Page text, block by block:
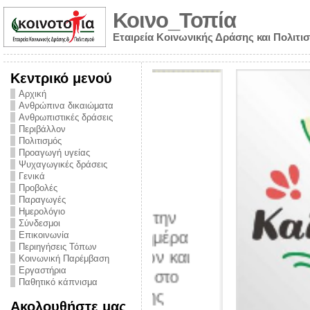
Κοινο_Τοπία
Εταιρεία Κοινωνικής Δράσης και
Κεντρικό μενού
Αρχική
Ανθρώπινα δικαιώματα
Ανθρωπιστικές δράσεις
Περιβάλλον
Πολιτισμός
Προαγωγή υγείας
Ψυχαγωγικές δράσεις
Γενικά
Προβολές
Παραγωγές
Ημερολόγιο
Σύνδεσμοι
Επικοινωνία
Περιηγήσεις Τόπων
Κοινωνική Παρέμβαση
Εργαστήρια
Παθητικό κάπνισμα
Ακολουθήστε μας
από την
την ημέρα
και
στο